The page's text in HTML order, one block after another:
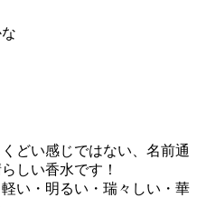
どい感じではない、名前通
しい香水です！
い・明るい・瑞々しい・華